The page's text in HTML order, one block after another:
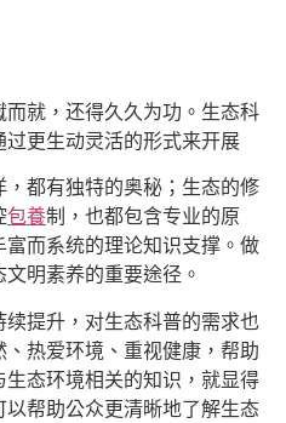
就，还得久久为功。生态科
更生动灵活的形式来开展
都有独特的奥秘；生态的修
包養制，也都包含专业的原
而系统的理论知识支撑。做
明素养的重要途径。
提升，对生态科普的需求也
热爱环境、重视健康，帮助
态环境相关的知识，就显得
帮助公众更清晰地了解生态